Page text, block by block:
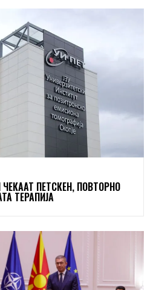
ПЕТСКЕН, ПОВТОРНО
ТЕРАПИЈА